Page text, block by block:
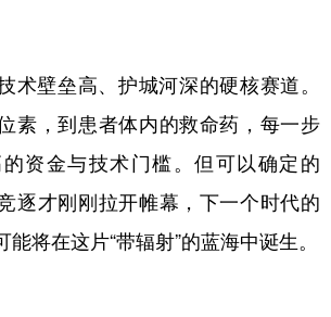
壁垒高、护城河深的硬核赛道。
素，到患者体内的救命药，每一步
资金与技术门槛。但可以确定的
逐才刚刚拉开帷幕，下一个时代的
将在这片“带辐射”的蓝海中诞生。